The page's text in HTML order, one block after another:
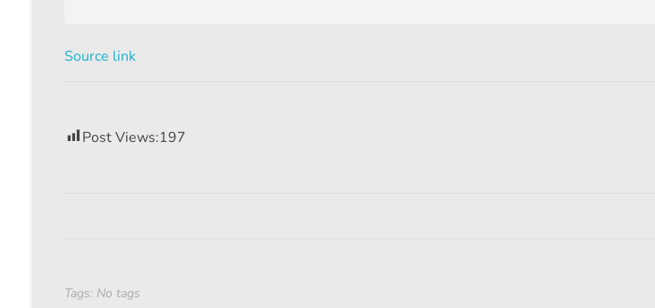
Source link
Post Views:197
Tags: No tags